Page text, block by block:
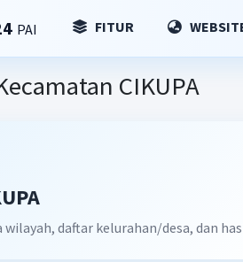
PAI FITUR
CIKUPA
daftar kelurahan/desa, dan